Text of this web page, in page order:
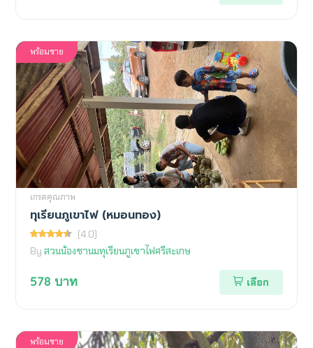
พร้อมขาย
เกรดคุณภาพ
ทุเรียนภูเขาไฟ (หมอนทอง)
(4.0)
By สวนน้องชานมทุเรียนภูเขาไฟศรีสะเกษ
578 บาท เลือก
พร้อมขาย